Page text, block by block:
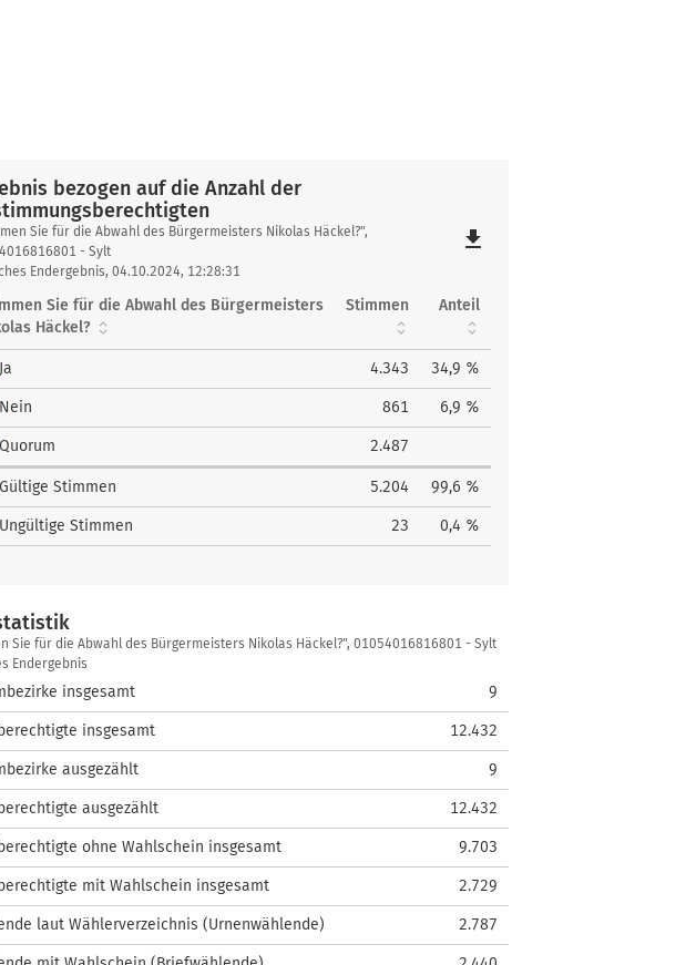
bezogen auf die Anzahl der
Sie für die Abwahl des Bürgermeisters Nikolas Häckel?",
- Sylt
Endergebnis, 04.10.2024, 12:28:31
file_download
Sie für die Abwahl des Bürgermeisters
Häckel?
Stimmen Anteil
Ja 4.343 34,9 %
Nein 861 6,9 %
Quorum 2.487
Gültige Stimmen 5.204 99,6 %
Ungültige Stimmen 23 0,4 %
Sie für die Abwahl des Bürgermeisters Nikolas Häckel?", 01054016816801 - Sylt
Endergebnis
insgesamt 9
insgesamt 12.432
ausgezählt 9
ausgezählt 12.432
ohne Wahlschein insgesamt 9.703
mit Wahlschein insgesamt 2.729
laut Wählerverzeichnis (Urnenwählende) 2.787